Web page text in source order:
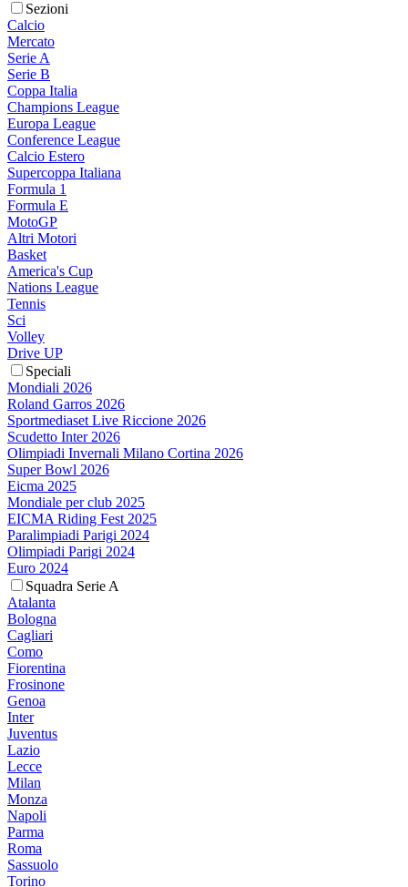
Sezioni
Calcio
Mercato
Serie A
Serie B
Coppa Italia
Champions League
Europa League
Conference League
Calcio Estero
Supercoppa Italiana
Formula 1
Formula E
MotoGP
Altri Motori
Basket
America's Cup
Nations League
Tennis
Sci
Volley
Drive UP
Speciali
Mondiali 2026
Roland Garros 2026
Sportmediaset Live Riccione 2026
Scudetto Inter 2026
Olimpiadi Invernali Milano Cortina 2026
Super Bowl 2026
Eicma 2025
Mondiale per club 2025
EICMA Riding Fest 2025
Paralimpiadi Parigi 2024
Olimpiadi Parigi 2024
Euro 2024
Squadra Serie A
Atalanta
Bologna
Cagliari
Como
Fiorentina
Frosinone
Genoa
Inter
Juventus
Lazio
Lecce
Milan
Monza
Napoli
Parma
Roma
Sassuolo
Torino